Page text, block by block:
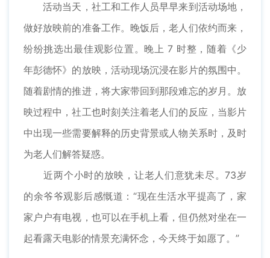
活动当天，社工和工作人员早早来到活动场地，
做好放映前的准备工作。晚饭后，老人们依约而来，
纷纷挑选出最佳观影位置。晚上 7 时整，随着《少
年彭德怀》的放映，活动现场沉浸在影片的氛围中。
随着剧情的推进，将大家带回到那段难忘的岁月。放
映过程中，社工也时刻关注着老人们的反应，当影片
中出现一些需要解释的历史背景或人物关系时，及时
为老人们解答疑惑。
近两个小时的放映，让老人们意犹未尽。73岁
的余爷爷观影后感慨道：“现在生活水平提高了，家
家户户有电视，也可以在手机上看，但仍然对坐在一
起看露天电影的情景充满怀念，今天终于如愿了。”